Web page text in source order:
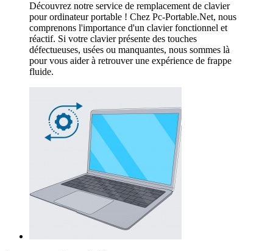
Découvrez notre service de remplacement de clavier
pour ordinateur portable ! Chez Pc-Portable.Net, nous
comprenons l'importance d'un clavier fonctionnel et
réactif. Si votre clavier présente des touches
défectueuses, usées ou manquantes, nous sommes là
pour vous aider à retrouver une expérience de frappe
fluide.